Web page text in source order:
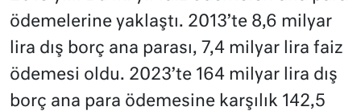
ödemelerine yaklaştı. 2013’te 8,6 milyar
lira dış borç ana parası, 7,4 milyar lira faiz
ödemesi oldu. 2023’te 164 milyar lira dış
borç ana para ödemesine karşılık 142,5